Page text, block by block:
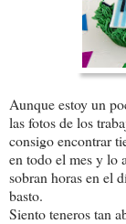
Aunque estoy un
las fotos de los
consigo encontrar
en todo el mes y lo
sobran horas en el
basto.
Siento teneros tan